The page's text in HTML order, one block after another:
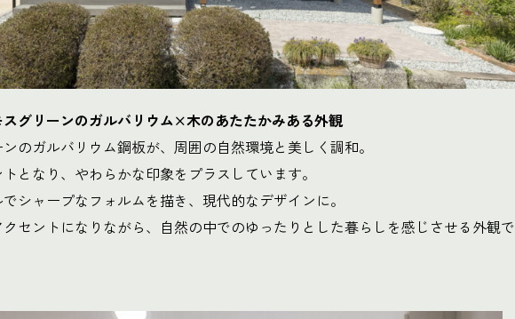
グリーンのガルバリウム×木のあたたかみある外観
のガルバリウム鋼板が、周囲の自然環境と美しく調和。
となり、やわらかな印象をプラスしています。
シャープなフォルムを描き、現代的なデザインに。
セントになりながら、自然の中でのゆったりとした暮らしを感じさせる外観で